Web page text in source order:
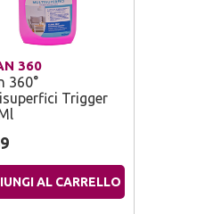
360
360°
Trigger
AL CARRELLO